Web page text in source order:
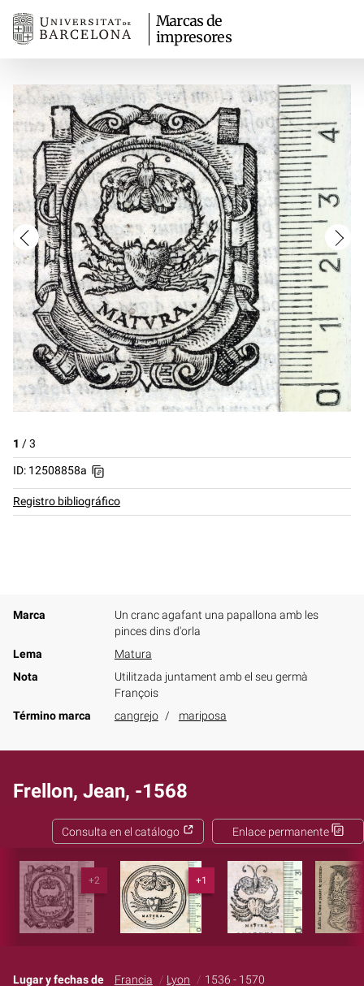
Marcas de
impresores
1 /3
ID: 12508858a
Registro bibliográfico
Marca
Un cranc agafant una papallona amb les
pinces dins d'orla
Lema
Matura
Nota
Utilitzada juntament amb el seu germà
François
Término marca
cangrejo mariposa
Frellon, Jean, -1568
Enlace permanente
Consulta en el catálogo
+2 +1
Lugar y fechas de
Francia Lyon 1536 - 1570